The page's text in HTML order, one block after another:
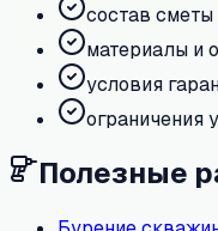
состав сметы
материалы и
условия
ограничения
Полезные